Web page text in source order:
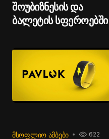
შოუბიზნესის და
ბალეტის სფეროებში
ᲛᲡᲝᲤᲚᲘᲝ ᲐᲛᲑᲔᲑᲘ 622